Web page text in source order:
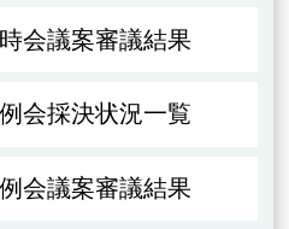
会議案審議結果
会採決状況一覧
会議案審議結果